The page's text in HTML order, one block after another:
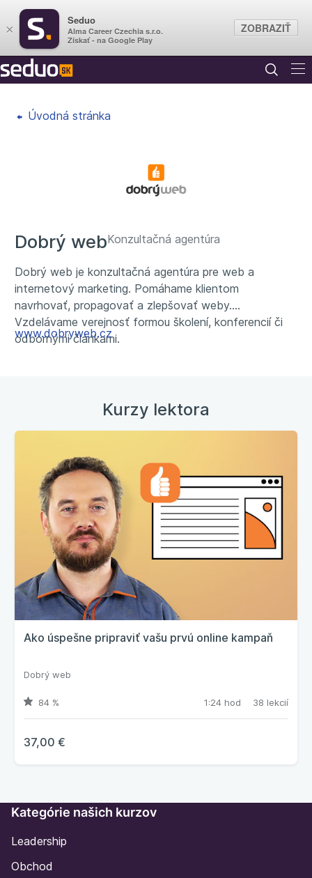
Úvodná stránka
Dobrý webKonzultačná agentúra
Dobrý web je konzultačná agentúra pre web a
internetový marketing. Pomáhame klientom
navrhovať, propagovať a zlepšovať weby.
Vzdelávame verejnosť formou školení, konferencií či
odbornými článkami.
www.dobryweb.cz
Kurzy lektora
Ako úspešne pripraviť vašu prvú online kampaň
Dobrý web
84 % 1:24 hod 38 lekcií
37,00 €
Kategórie našich kurzov
Leadership
Obchod
×
Seduo
Alma Career Czechia s.r.o.
Získať - na Google Play
ZOBRAZIŤ